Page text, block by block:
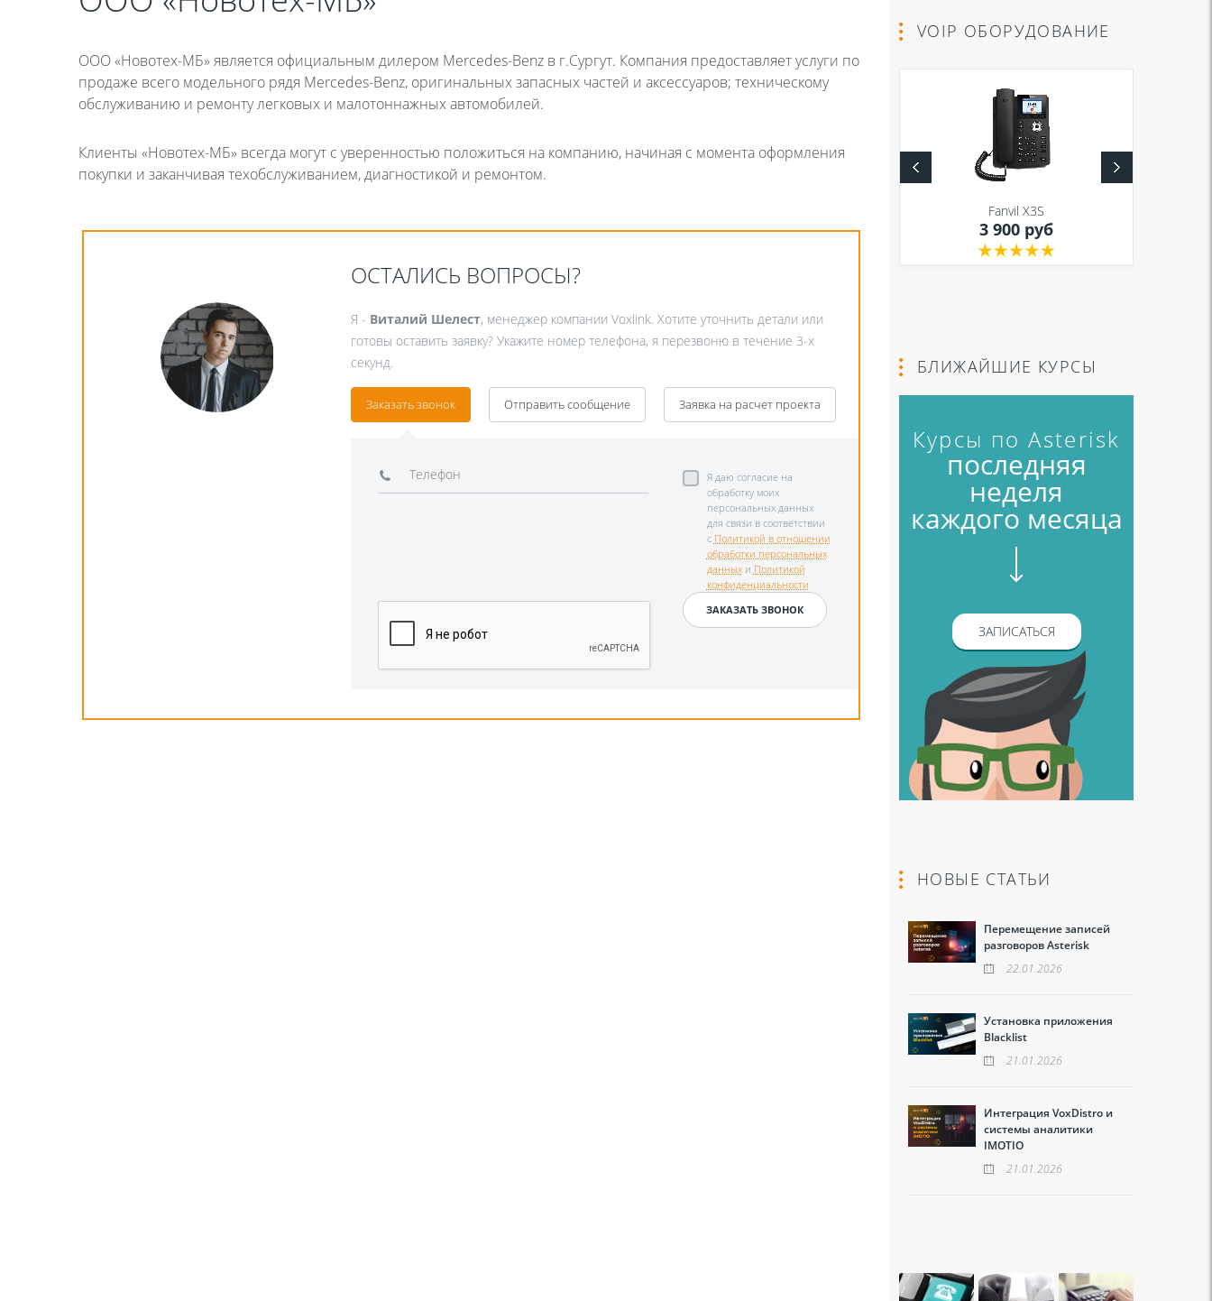
ООО «Новотех-МБ» является официальным дилером Mercedes-Benz в г.Сургут. Компания предоставляет услуги по
продаже всего модельного рядя Mercedes-Benz, оригинальных запасных частей и аксессуаров; техническому
обслуживанию и ремонту легковых и малотоннажных автомобилей.
Клиенты «Новотех-МБ» всегда могут с уверенностью положиться на компанию, начиная с момента оформления
покупки и заканчивая техобслуживанием, диагностикой и ремонтом.
ОСТАЛИСЬ ВОПРОСЫ?
Я - Виталий Шелест, менеджер компании Voxlink. Хотите уточнить детали или
готовы оставить заявку? Укажите номер телефона, я перезвоню в течение 3-х
секунд.
Заказать звонок
Я даю согласие на
обработку моих
персональных данных
для связи в соответствии
с Политикой в отношении
обработки персональных
данныхи Политикой
конфиденциальности
Отправить сообщение Заявка на расчет проекта
VOIP ОБОРУДОВАНИЕ
Fanvil X3S
3 900 руб
БЛИЖАЙШИЕ КУРСЫ
Курсы по Asterisk
последняя
неделя
каждого месяца
ЗАПИСАТЬСЯ
НОВЫЕ СТАТЬИ
Перемещение записей
разговоров Asterisk
22.01.2026
Установка приложения
Blacklist
21.01.2026
Интеграция VoxDistro и
системы аналитики
IMOTIO
21.01.2026